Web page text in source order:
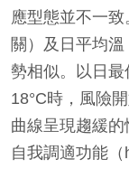
應型態並不一
關）及日平均
勢相似。以日
18°C時，風險
曲線呈現趨緩
自我調適功能